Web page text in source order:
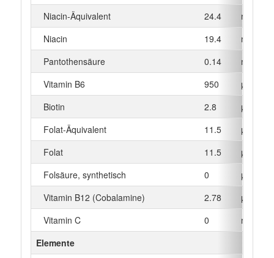
Niacin-Äquivalent
24.4
mg
Niacin
19.4
mg
Pantothensäure
0.14
mg
Vitamin B6
950
µg
Biotin
2.8
µg
Folat-Äquivalent
11.5
µg
Folat
11.5
µg
Folsäure, synthetisch
0
µg
Vitamin B12 (Cobalamine)
2.78
µg
Vitamin C
0
mg
Elemente